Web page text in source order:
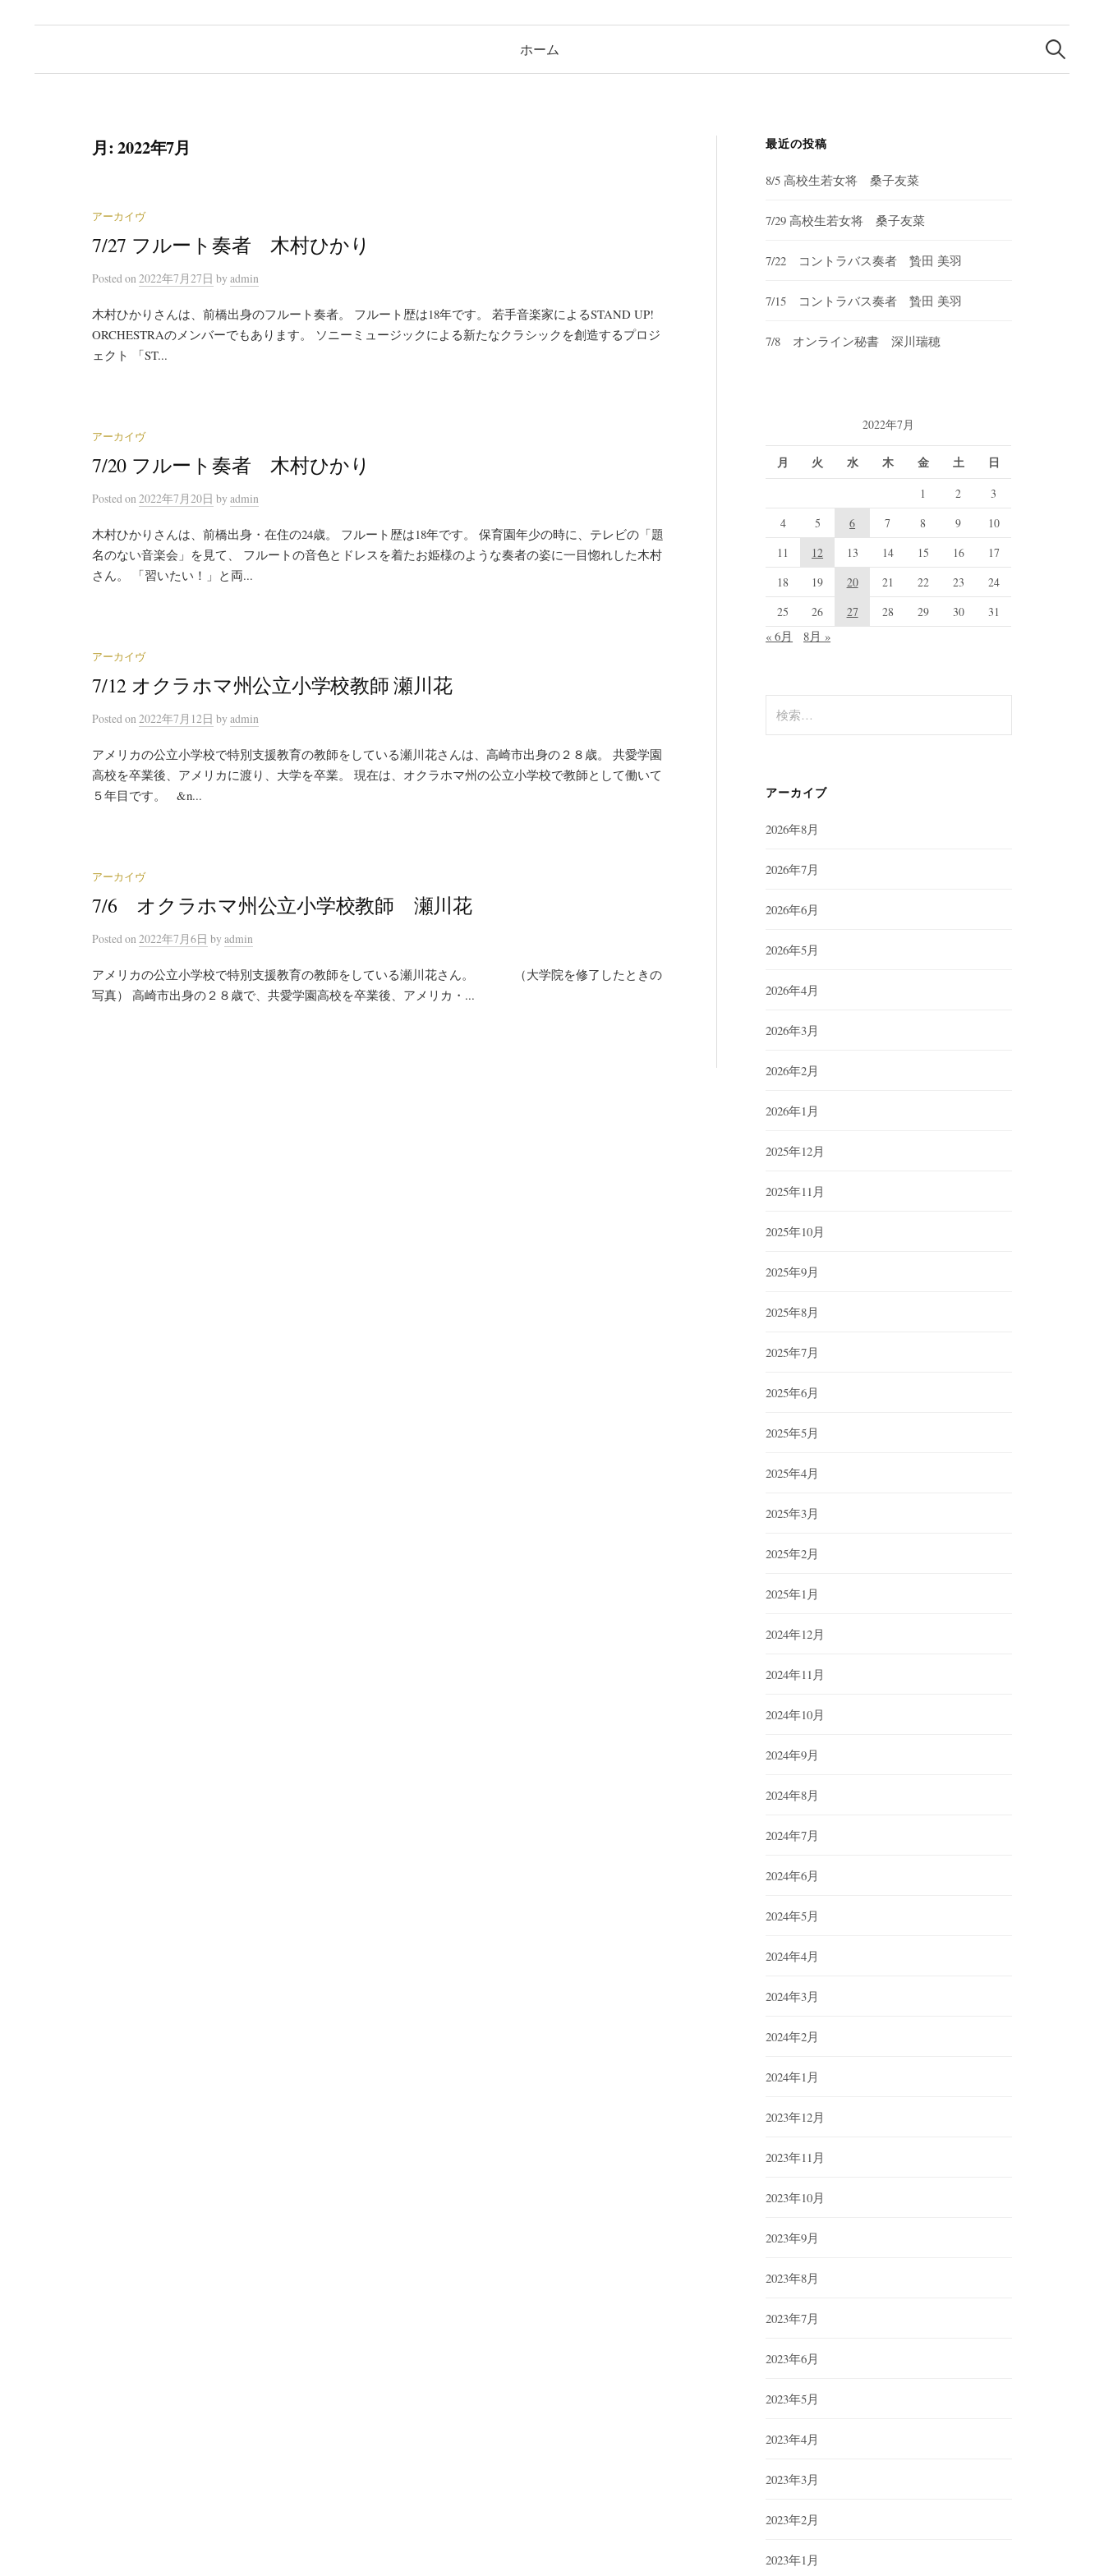
ホーム
検
索:
月:2022年7月
アーカイヴ
7/27 フルート奏者 木村ひかり
Postedon 2022年7月27日 by admin
木村ひかりさんは、前橋出身のフルート奏者。 フルート歴は18年です。 若手音楽家によるSTAND UP!
ORCHESTRAのメンバーでもあります。 ソニーミュージックによる新たなクラシックを創造するプロジ
ェクト 「ST...
アーカイヴ
7/20 フルート奏者 木村ひかり
Postedon 2022年7月20日 by admin
木村ひかりさんは、前橋出身・在住の24歳。 フルート歴は18年です。 保育園年少の時に、テレビの「題
名のない音楽会」を見て、 フルートの音色とドレスを着たお姫様のような奏者の姿に一目惚れした木村
さん。 「習いたい！」と両...
アーカイヴ
7/12 オクラホマ州公立小学校教師 瀬川花
Postedon 2022年7月12日 by admin
アメリカの公立小学校で特別支援教育の教師をしている瀬川花さんは、高崎市出身の２８歳。 共愛学園
高校を卒業後、アメリカに渡り、大学を卒業。 現在は、オクラホマ州の公立小学校で教師として働いて
５年目です。 &n...
アーカイヴ
7/6 オクラホマ州公立小学校教師 瀬川花
Postedon 2022年7月6日 by admin
アメリカの公立小学校で特別支援教育の教師をしている瀬川花さん。 （大学院を修了したときの
写真） 高崎市出身の２８歳で、共愛学園高校を卒業後、アメリカ・...
最近の投稿
8/5 高校生若女将 桑子友菜
7/29 高校生若女将 桑子友菜
7/22 コントラバス奏者 贄田 美羽
7/15 コントラバス奏者 贄田 美羽
7/8 オンライン秘書 深川瑞穂
2022年7月
月 火 水 木 金 土 日
1 2
3
4
5 6 7 8 9
10
11
12 13 14 15 16
17
18
19 20 21 22 23
24
25
26 27 28 29 30 31
« 6月 8月 »
索:
アーカイブ
2026年8月
2026年7月
2026年6月
2026年5月
2026年4月
2026年3月
2026年2月
2026年1月
2025年12月
2025年11月
2025年10月
2025年9月
2025年8月
2025年7月
2025年6月
2025年5月
2025年4月
2025年3月
2025年2月
2025年1月
2024年12月
2024年11月
2024年10月
2024年9月
2024年8月
2024年7月
2024年6月
2024年5月
2024年4月
2024年3月
2024年2月
2024年1月
2023年12月
2023年11月
2023年10月
2023年9月
2023年8月
2023年7月
2023年6月
2023年5月
2023年4月
2023年3月
2023年2月
2023年1月